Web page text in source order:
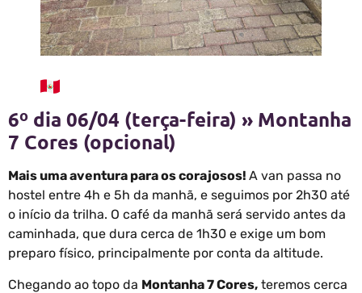
6º dia 06/04 (terça-feira) » Montanha
7 Cores (opcional)
Mais uma aventura para os corajosos! A van passa no
hostel entre 4h e 5h da manhã, e seguimos por 2h30 até
o início da trilha. O café da manhã será servido antes da
caminhada, que dura cerca de 1h30 e exige um bom
preparo físico, principalmente por conta da altitude.
Chegando ao topo da Montanha 7 Cores, teremos cerca